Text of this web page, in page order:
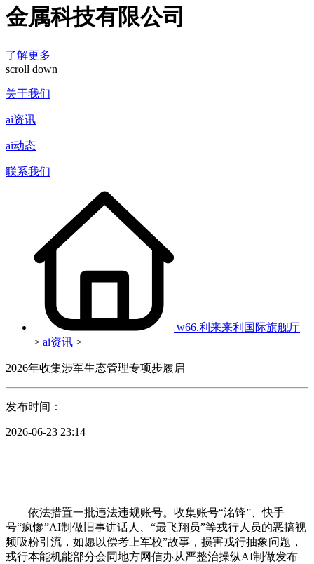
金属科技有限公司
了解更多
scroll down
关于我们
ai资讯
ai动态
联系我们
w66.利来来利国际旗舰厅
> ai资讯 >
2026年收集涉军生态管理专项步履启
发布时间：
2026-06-23 23:14
依法措置一批违法违规账号。收集账号“洺锋”、快手
号“疯惨”AI制做旧事讲话人、“最飞翔员”等戎行人员的恶搞视
频吸粉引流，如愿以偿考上军校”故事，损害戎行抽象问题，
戎行本能机能部分会同地方网信办从严整治操纵AI制做发布